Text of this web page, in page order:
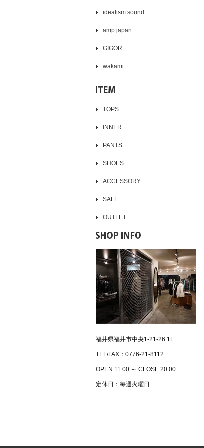
idealism sound
amp japan
GIGOR
wakami
TOPS
INNER
PANTS
SHOES
ACCESSORY
SALE
OUTLET
福井県福井市中央1-21-26 1F
TEL/FAX：0776-21-8112
OPEN 11:00 ～ CLOSE 20:00
定休日：毎週火曜日